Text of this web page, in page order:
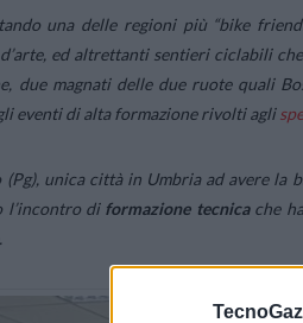
una delle regioni più “bike
ed altrettanti sentieri ciclabili
due magnati delle due ruote quali
eventi di alta formazione rivolti agli
unica città in Umbria ad avere la
l’incontro di formazione tecnicache